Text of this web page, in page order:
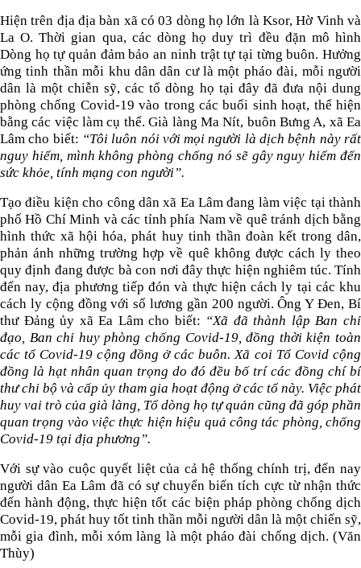
Hiện trên địa địa bàn xã có 03 dòng họ lớn là Ksor, Hờ Vinh và
La O. Thời gian qua, các dòng họ duy trì đều đặn mô hình
Dòng họ tự quản đảm bảo an ninh trật tự tại từng buôn. Hưởng
ứng tinh thần mỗi khu dân dân cư là một pháo đài, mỗi người
dân là một chiễn sỹ, các tổ dòng họ tại đây đã đưa nội dung
phòng chống Covid-19 vào trong các buổi sinh hoạt, thể hiện
bằng các việc làm cụ thể.Già làng Ma Nít, buôn Bưng A, xã Ea
Lâm cho biết: “Tôi luôn nói với mọi người là dịch bệnh này rất
nguy hiểm, mình không phòng chống nó sẽ gây nguy hiểm đến
sức khỏe, tính mạng con người”.
Tạo điều kiện cho công dân xã Ea Lâm đang làm việc tại thành
phố Hồ Chí Minh và các tỉnh phía Nam về quê tránh dịch bằng
hình thức xã hội hóa, phát huy tinh thần đoàn kết trong dân,
phản ánh những trường hợp về quê không được cách ly theo
quy định đang được bà con nơi đây thực hiện nghiêm túc. Tính
đến nay, địa phương tiếp đón và thực hiện cách ly tại các khu
cách ly cộng đồng với số lương gần 200 người. Ông Y Đen, Bí
thư Đảng ủy xã Ea Lâm cho biết: “Xã đã thành lập Ban chỉ
đạo, Ban chỉ huy phòng chống Covid-19, đồng thời kiện toàn
các tổ Covid-19 cộng đồng ở các buôn. Xã coi Tổ Covid cộng
đồng là hạt nhân quan trọng do đó đều bố trí các đồng chí bí
thư chi bộ và cấp ủy tham gia hoạt động ở các tổ này. Việc phát
huy vai trò của già làng, Tổ dòng họ tự quản cũng đã góp phần
quan trọng vào việc thực hiện hiệu quả công tác phòng, chống
Covid-19 tại địa phương”.
Với sự vào cuộc quyết liệt của cả hệ thống chính trị, đến nay
người dân Ea Lâm đã có sự chuyển biến tích cực từ nhận thức
đến hành động, thực hiện tốt các biện pháp phòng chống dịch
Covid-19, phát huy tốt tinh thần mỗi người dân là một chiến sỹ,
mỗi gia đình, mỗi xóm làng là một pháo đài chống dịch. (Văn
Thùy)